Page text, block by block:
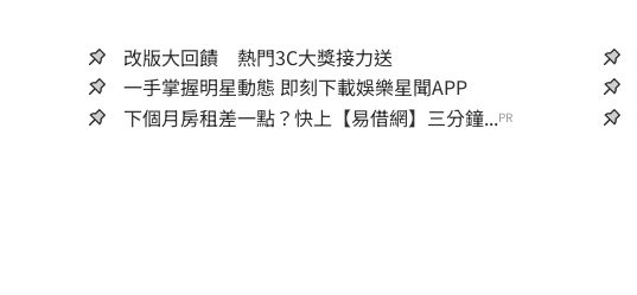
改版大回饋 熱門3C大獎接力送
一手掌握明星動態 即刻下載娛樂星聞APP
下個月房租差一點？快上【易借網】三分鐘...PR